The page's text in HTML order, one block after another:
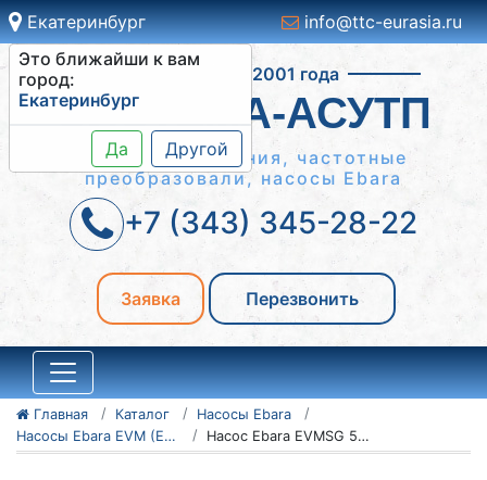
Екатеринбург
Это ближайши к вам
город:
Екатеринбург
Да Другой
info@ttc-eurasia.ru
Работаем с 2001 года
СИСТЕМА-АСУТП
Шкафы управления, частотные
преобразовали, насосы Ebara
+7 (343) 345-28-22
Заявка Перезвонить
Главная Каталог
Насосы Ebara
Насосы Ebara EVM (EVMSG/EVMSL)
Насос Ebara EVMSG 5-9F5 Q1BEG/2,2